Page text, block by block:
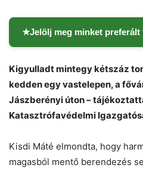
★Jelölj meg minket
Kigyulladt mintegy kétszáz
kedden egy vastelepen, a
Jászberényi úton –
Katasztrófavédelmi
Kisdi Máté elmondta, hogy
magasból mentő berendezés